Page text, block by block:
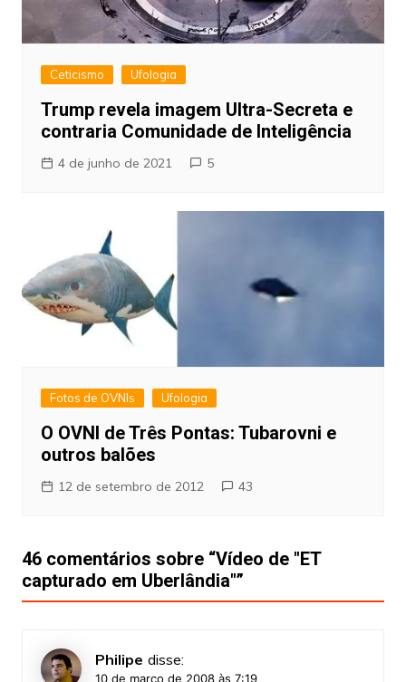
Ceticismo Ufologia
Trump revela imagem Ultra-Secreta e
contraria Comunidade de Inteligência
4 de junho de 2021 5
Fotos de OVNIs Ufologia
O OVNI de Três Pontas: Tubarovni e
outros balões
12 de setembro de 2012 43
46 comentários sobre “Vídeo de "ET
capturado em Uberlândia"”
Philipe disse:
10 de março de 2008 às 7:19